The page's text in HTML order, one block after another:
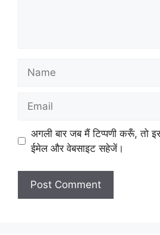
अगली बार जब मैं टिप्पणी करूँ, तो
ईमेल और वेबसाइट सहेजें।